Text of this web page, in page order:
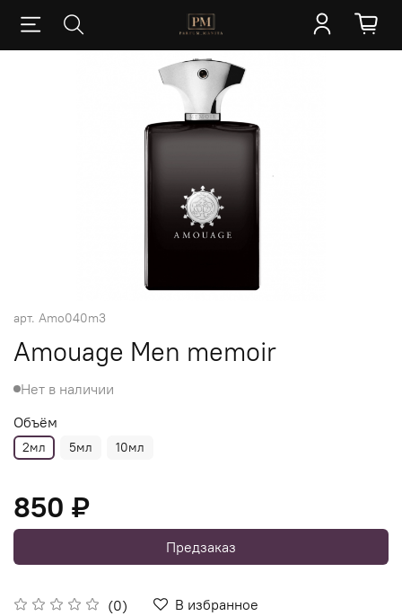
арт. Amo040m3
Amouage Men memoir
(0) В избранное
Нет в наличии
Объём
2мл 5мл 10мл
850 ₽
Предзаказ